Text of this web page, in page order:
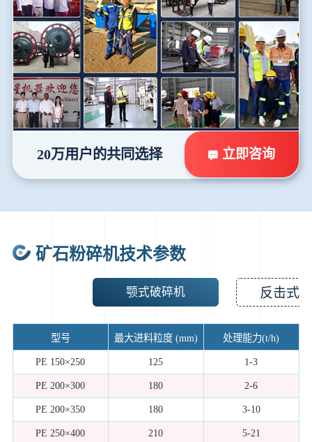
20万用户的共同选择 立即咨询
矿石粉碎机技术参数
颚式破碎机 反击式
型号 最大进料粒度 (mm) 处理能力(t/h)
PE 150×250 125 1-3
PE 200×300 180 2-6
PE 200×350 180 3-10
PE 250×400 210 5-21